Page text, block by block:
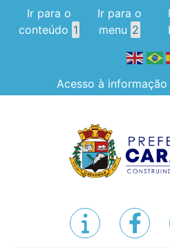
Ir para o
conteúdo 1
Ir para o
menu 2
Acesso à informação